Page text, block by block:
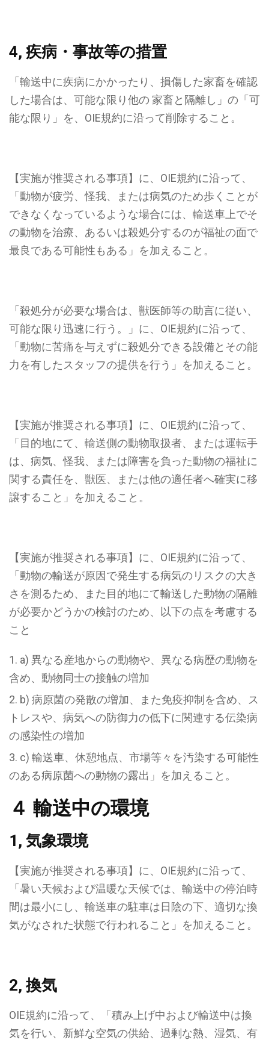
4, 疾病・事故等の措置
「輸送中に疾病にかかったり、損傷した家畜を確認
した場合は、可能な限り他の 家畜と隔離し」の「可
能な限り」を、OIE規約に沿って削除すること。
【実施が推奨される事項】に、OIE規約に沿って、
「動物が疲労、怪我、または病気のため歩くことが
できなくなっているような場合には、輸送車上でそ
の動物を治療、あるいは殺処分するのが福祉の面で
最良である可能性もある」 を加えること。
「殺処分が必要な場合は、獣医師等の助言に従い、
可能な限り迅速に行う。」に、OIE規約に沿って、
「動物に苦痛を与えずに殺処分できる設備とその能
力を有したスタッフの提供を行う」を加えること。
【実施が推奨される事項】に、OIE規約に沿って、
「目的地にて、輸送側の動物取扱者、または運転手
は、病気、怪我、または障害を負った動物の福祉に
関する責任を、獣医、または他の適任者へ確実に移
譲すること」 を加えること。
【実施が推奨される事項】に、OIE規約に沿って、
「動物の輸送が原因で発生する病気のリスクの大き
さを測るため、また目的地にて輸送した動物の隔離
が必要かどうかの検討のため、以下の点を考慮する
こと
a) 異なる産地からの動物や、異なる病歴の動物を
含め、動物同士の接触の増加
b) 病原菌の発散の増加、また免疫抑制を含め、ス
トレスや、病気への防御力の低下に関連する伝染病
の感染性の増加
c) 輸送車、休憩地点、市場等々を汚染する可能性
のある病原菌への動物の露出」 を加えること。
４ 輸送中の環境
1, 気象環境
【実施が推奨される事項】に、OIE規約に沿って、
「暑い天候および温暖な天候では、輸送中の停泊時
間は最小にし、輸送車の駐車は日陰の下、適切な換
気がなされた状態で行われること」 を加えること。
2, 換気
OIE規約に沿って、
「積み上げ中および輸送中は換
気を行い、新鮮な空気の供給、過剰な熱、湿気、有